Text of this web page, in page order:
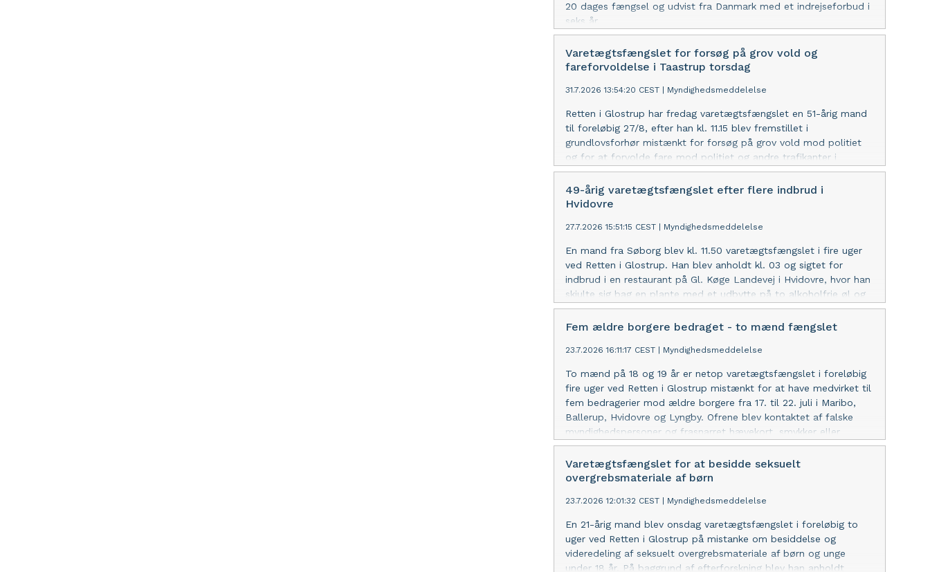
20 dages fængsel og udvist fra Danmark med et indrejseforbud i
seks år.
Varetægtsfængslet for forsøg på grov vold og
fareforvoldelse i Taastrup torsdag
31.7.2026 13:54:20 CEST Myndighedsmeddelelse
Retten i Glostrup har fredag varetægtsfængslet en 51-årig mand
til foreløbig 27/8, efter han kl. 11.15 blev fremstillet i
grundlovsforhør mistænkt for forsøg på grov vold mod politiet
og for at forvolde fare mod politiet og andre trafikanter i
forbindelse med, at han forsøgte at undkøre fra politiet i
Taastrup torsdag formiddag i en efterlyst, stjålet varebil. Han
blev anholdt i går kl. 11.45.
49-årig varetægtsfængslet efter flere indbrud i
Hvidovre
27.7.2026 15:51:15 CEST Myndighedsmeddelelse
En mand fra Søborg blev kl. 11.50 varetægtsfængslet i fire uger
ved Retten i Glostrup. Han blev anholdt kl. 03 og sigtet for
indbrud i en restaurant på Gl. Køge Landevej i Hvidovre, hvor han
skjulte sig bag en plante med et udbytte på to alkoholfrie øl og
lidt kontanter. Han er også sigtet for et indbrud natten før,
hærværk den 14. juli og endnu et indbrud i november – alle mod
gentagelse. Manden ønskede ikke at udtale sig.
Fem ældre borgere bedraget - to mænd fængslet
23.7.2026 16:11:17 CEST Myndighedsmeddelelse
To mænd på 18 og 19 år er netop varetægtsfængslet i foreløbig
fire uger ved Retten i Glostrup mistænkt for at have medvirket til
fem bedragerier mod ældre borgere fra 17. til 22. juli i Maribo,
Ballerup, Hvidovre og Lyngby. Ofrene blev kontaktet af falske
myndighedspersoner og frasnarret hævekort, smykker eller
kontanter. Lukkede døre. Efterforskningen fortsætter.
Varetægtsfængslet for at besidde seksuelt
overgrebsmateriale af børn
23.7.2026 12:01:32 CEST Myndighedsmeddelelse
En 21-årig mand blev onsdag varetægtsfængslet i foreløbig to
uger ved Retten i Glostrup på mistanke om besiddelse og
videredeling af seksuelt overgrebsmateriale af børn og unge
under 18 år. På baggrund af efterforskning blev han anholdt